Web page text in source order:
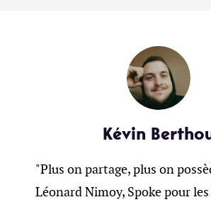
Kévin
"Plus on partage, plus on
Léonard Nimoy, Spoke pour